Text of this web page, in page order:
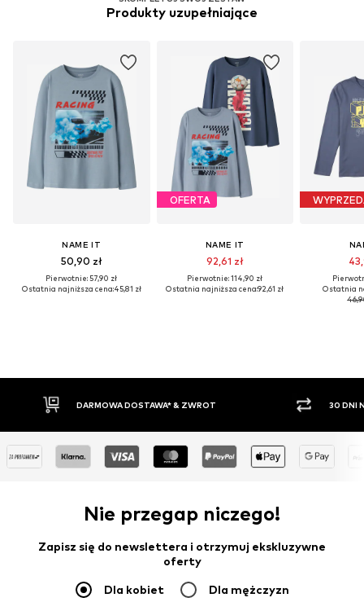
Produkty uzupełniające
NAME IT
50,90 zł
Pierwotnie: 57,90 zł
Ostatnia najniższa cena:45,81 zł
OFERTA
NAME IT
92,61 zł
Pierwotnie: 114,90 zł
Ostatnia najniższa cena:92,61 zł
Ostatnia
30 DNI NA ZWROT TOWARU
Nie przegap niczego!
Zapisz się do newslettera i otrzymuj ekskluzywne
oferty
Dla kobiet Dla mężczyzn